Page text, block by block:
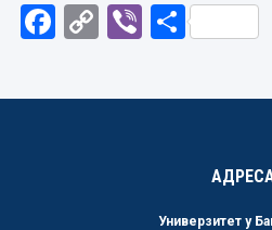
Facebook
CopyViberShare
Универзитет у